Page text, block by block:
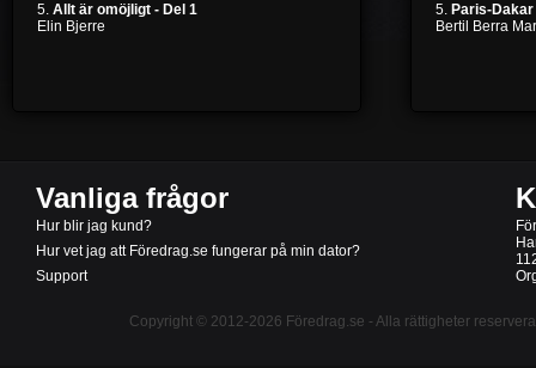
5. Allt är omöjligt - Del 1
Elin Bjerre
5. Paris-Dakar
Bertil Berra
Vanliga frågor
Hur blir jag kund?
Hur vet jag att Föredrag.se fungerar på min dator?
Support
Copyright © 2012-2026 Föredrag.se - Alla rättigheter